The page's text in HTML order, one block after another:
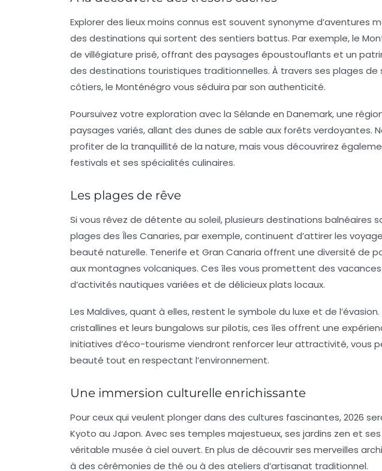
Explorer des lieux moins connus est souvent synonyme d’aventures
des destinations qui sortent des sentiers battus. Par exemple, le
de villégiature prisé, offrant des paysages époustouflants et un
des destinations touristiques traditionnelles. À travers ses plages
côtiers, le Monténégro vous séduira par son authenticité.
Poursuivez votre exploration avec la Sélande en Danemark, une
paysages variés, allant des dunes de sable aux forêts verdoyantes.
profiter de la tranquillité de la nature, mais vous découvrirez
festivals et ses spécialités culinaires.
Les plages de rêve
Si vous rêvez de détente au soleil, plusieurs destinations balnéaires
plages des Îles Canaries, par exemple, continuent d’attirer les
beauté naturelle. Tenerife et Gran Canaria offrent une diversité de
aux montagnes volcaniques. Ces îles vous promettent des
d’activités nautiques variées et de délicieux plats locaux.
Les Maldives, quant à elles, restent le symbole du luxe et de
cristallines et leurs bungalows sur pilotis, ces îles offrent une
initiatives d’éco-tourisme viendront renforcer leur attractivité, vous
beauté tout en respectant l’environnement.
Une immersion culturelle enrichissante
Pour ceux qui veulent plonger dans des cultures fascinantes, 2026
Kyoto au Japon. Avec ses temples majestueux, ses jardins zen et
véritable musée à ciel ouvert. En plus de découvrir ses merveilles
à des cérémonies de thé ou à des ateliers d’artisanat traditionnel.